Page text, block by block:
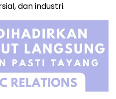
dan industri.